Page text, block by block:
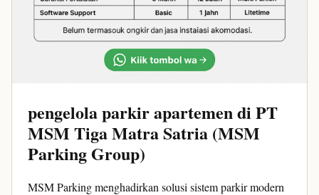
pengelola parkir apartemen di PT
MSM Tiga Matra Satria (MSM
Parking Group)
MSM Parking menghadirkan solusi sistem parkir modern